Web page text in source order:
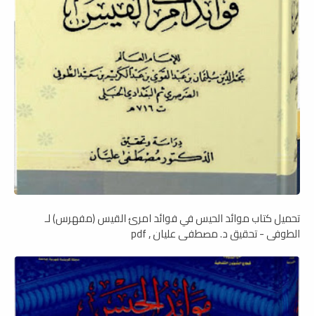
تحميل كتاب موائد الحيس في فوائد امرئ القيس (مفهرس) لـ
الطوفي - تحقيق د. مصطفى عليان , pdf